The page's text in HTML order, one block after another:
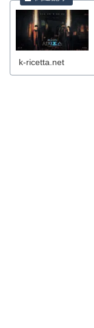
k-ricetta.net